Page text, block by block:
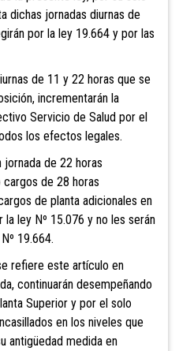
dichas jornadas diurnas de
por la ley 19.664 y por las
de 11 y 22 horas que se
incrementarán la
Servicio de Salud por el
los efectos legales.
de 22 horas
de 28 horas
de planta adicionales en
ley Nº 15.076 y no les serán
19.664.
refiere este artículo en
continuarán desempeñando
Superior y por el solo
en los niveles que
antigüedad medida en